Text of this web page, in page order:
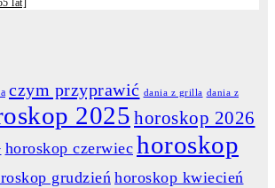
czym przyprawić dania z grilla dania z
2025 horoskop 2026
horoskop czerwiec horoskop
grudzieńhoroskop kwiecień